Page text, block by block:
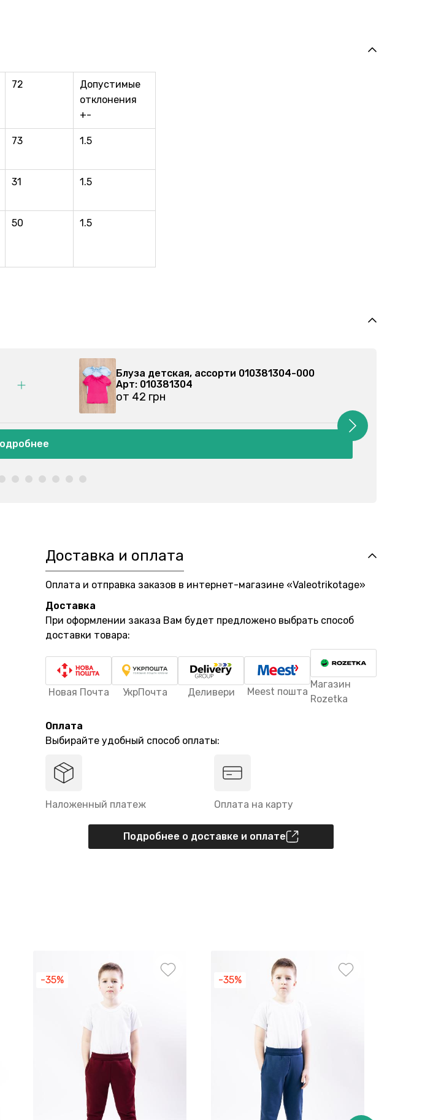
72
Допустимые
отклонения
+-
73 1.5
31 1.5
50 1.5
Блуза детская, кремовая 010381304-034
Арт: 010381304
от 44 грн
Подробнее
Доставка и оплата
Оплата и отправка заказов в интернет-магазине «Valeotrikotage»
Доставка
При оформлении заказа Вам будет предложено выбрать способ
доставки товара:
Новая Почта УкрПочта Деливери Meest пошта
Магазин
Rozetka
Оплата
Выбирайте удобный способ оплаты:
Наложенный платеж Оплата на карту
Подробнее о доставке и оплате
-35% -35%